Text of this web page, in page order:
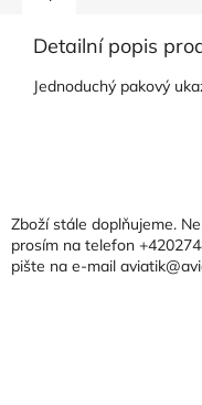
Detailní popis
Jednoduchý pakový
aZboží stále doplňujeme.
prosím na telefon
pište na e-mail